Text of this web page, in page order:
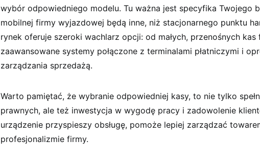
wybór odpowiedniego modelu. Tu ważna jest specyfika Twojego
mobilnej firmy wyjazdowej będą inne, niż stacjonarnego punktu
rynek oferuje szeroki wachlarz opcji: od małych, przenośnych kas
zaawansowane systemy połączone z terminalami płatniczymi i
zarządzania sprzedażą.
Warto pamiętać, że wybranie odpowiedniej kasy, to nie tylko
prawnych, ale też inwestycja w wygodę pracy i zadowolenie
urządzenie przyspieszy obsługę, pomoże lepiej zarządzać
profesjonalizmie firmy.